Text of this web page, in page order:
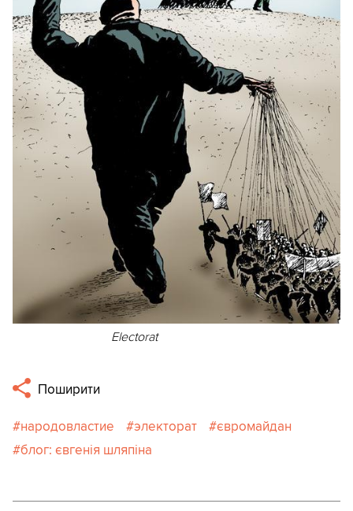
Electorat
Поширити
народовластие электорат
євромайдан
блог: євгенія шляпіна